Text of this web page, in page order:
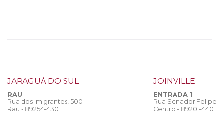
JARAGUÁ DO SUL
RAU
Rua dos Imigrantes, 500
Rau - 89254-430
JOINVILLE
ENTRADA 1
Rua Senador
Centro - 89201-440